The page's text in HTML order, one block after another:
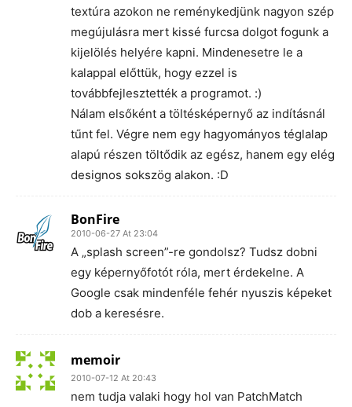
textúra azokon ne reménykedjünk nagyon szép
megújulásra mert kissé furcsa dolgot fogunk a
kijelölés helyére kapni. Mindenesetre le a
kalappal előttük, hogy ezzel is
továbbfejlesztették a programot. :)
Nálam elsőként a töltésképernyő az indításnál
tűnt fel. Végre nem egy hagyományos téglalap
alapú részen töltődik az egész, hanem egy elég
designos sokszög alakon. :D
BonFire
2010-06-27 At 23:04
A „splash screen”-re gondolsz? Tudsz dobni
egy képernyőfotót róla, mert érdekelne. A
Google csak mindenféle fehér nyuszis képeket
dob a keresésre.
memoir
2010-07-12 At 20:43
nem tudja valaki hogy hol van PatchMatch